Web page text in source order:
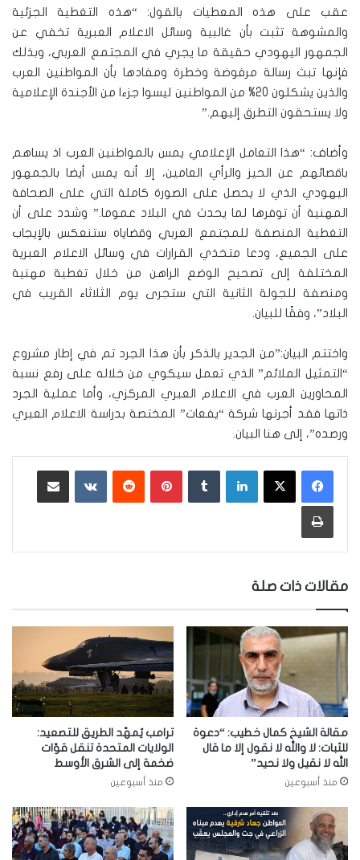
عقب على هذه المعطيات بالقول: “هذه التغطية الجزئية
والمشوهة تثبت بأن غالبية وسائل الاعلام العبرية تخفي عن
الجمهور اليهودي حقيقة ما يجري في المجتمع العربي، وبذلك
فإنها تبث رسالة مرفوضة وخطرة ومفادها بأن المواطنين العرب
والذين يشكلون 20% من المواطنين ليسوا جزءا من الأجندة الإعلامية
ولا يستحقون التطرق إليهم.”
وأضاف: “هذا التعامل الإعلامي يمس بالمواطنين العرب اذ يساهم
باقصائهم عن الحيز والرأي العامين، إلا أنه يمس أيضا بالجمهور
اليهودي الذي لا يحصل على الصورة كاملة التي على الصحافة
المهنية أن توفرها لما يحدث في البلاد عموما.” وشدد على أن
التغطية المنصفة للمجتمع العربي وقضاياه ستنعكس بالإيجاب
على الجميع، ودعا متخذي القرارات في وسائل الاعلام العبرية
المختلفة إلى تصحيح الوضع الراهن من خلال تغطية مهنية
ومنصفة للجولة الثانية التي ستجرى يوم الثلاثاء القريب في
البلاد”، وفقًا للبيان.
واختتم البيان:”من الجدير بالذكر بأن هذا الجرد تم في إطار مشروع
“التمثيل الملائم” الذي تعمل سيكوي من خلاله على رفع نسبة
المحاورين العرب في الاعلام العبري المركزي، وأما عملية الجرد
ذاتها فقد أجرتها شركة “يفعات” المختصة بدراسة الاعلام العبري
ورصده”، إلى هنا البيان.
لينكدإن بينتيريست ‏VKontakte
طباعة
مقالات ذات صلة
مقالة الشيخ كمال خطيب: “دعوة
للثبات: لا والله لا نقول إلا ما قال
الله لا نقيل ولا نحيد”
منذ أسبوعين
ترامب يُمهّد الطريق للتصعيد:
الولايات المتحدة تنقل قوّات
ضخمة إلى الشرق الأوسط
منذ أسبوعين